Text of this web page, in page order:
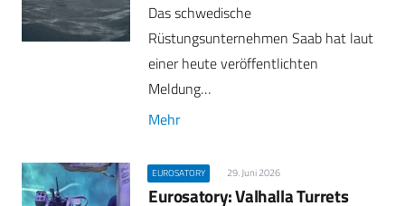
Das schwedische
Rüstungsunternehmen Saab hat laut
einer heute veröffentlichten
Meldung…
Mehr
EUROSATORY 29. Juni 2026
Eurosatory: Valhalla Turrets